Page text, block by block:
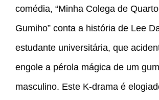
comédia, “Minha Colega de
Gumiho” conta a história de Lee
estudante universitária, que
engole a pérola mágica de um
masculino. Este K-drama é